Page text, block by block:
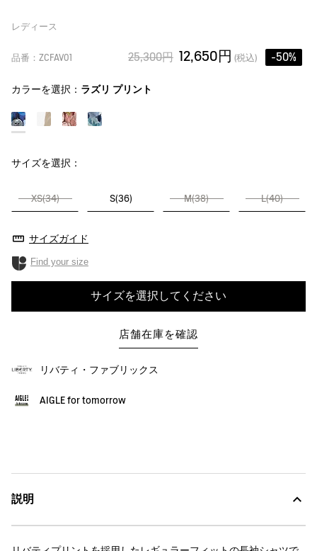
レディース
品番：ZCFAV01 25,300円 12,650円 (税込) -50%
カラーを選択： ラズリ プリント
サイズを選択：
XS(34) S(36) M(38) L(40)
サイズガイド
Find your size
サイズを選択してください
店舗在庫を確認
リバティ・ファブリックス
AIGLE for tomorrow
説明